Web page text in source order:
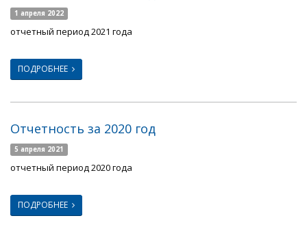
1 апреля 2022
отчетный период 2021 года
ПОДРОБНЕЕ
Отчетность за 2020 год
5 апреля 2021
отчетный период 2020 года
ПОДРОБНЕЕ